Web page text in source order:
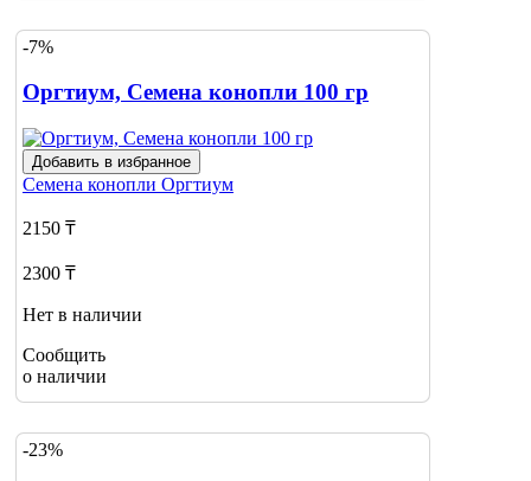
-7%
Оргтиум, Семена конопли 100 гр
Добавить в избранное
Семена конопли Оргтиум
2150 ₸
2300 ₸
Нет в наличии
Сообщить
о наличии
-23%